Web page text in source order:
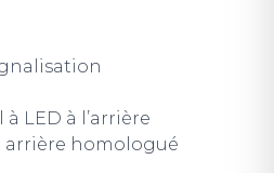
LED à l’arrière
arrière homologué